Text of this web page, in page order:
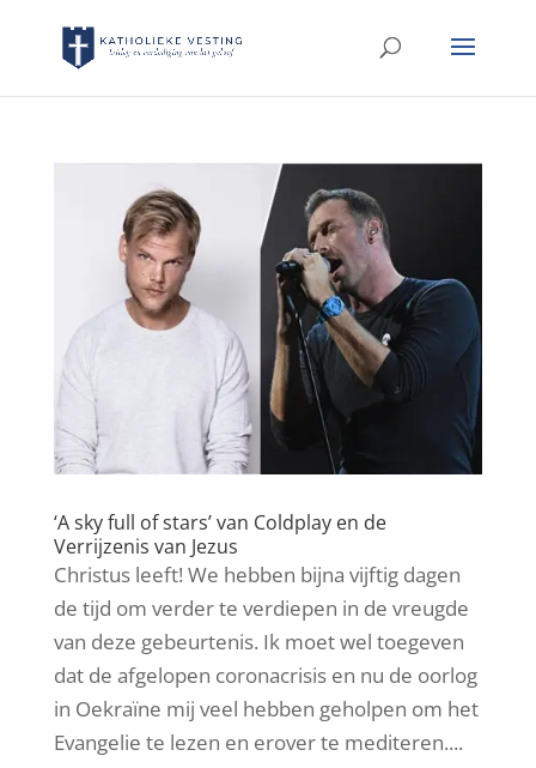
‘A sky full of stars’ van Coldplay en de
Verrijzenis van Jezus
Christus leeft! We hebben bijna vijftig dagen
de tijd om verder te verdiepen in de vreugde
van deze gebeurtenis. Ik moet wel toegeven
dat de afgelopen coronacrisis en nu de oorlog
in Oekraïne mij veel hebben geholpen om het
Evangelie te lezen en erover te mediteren....